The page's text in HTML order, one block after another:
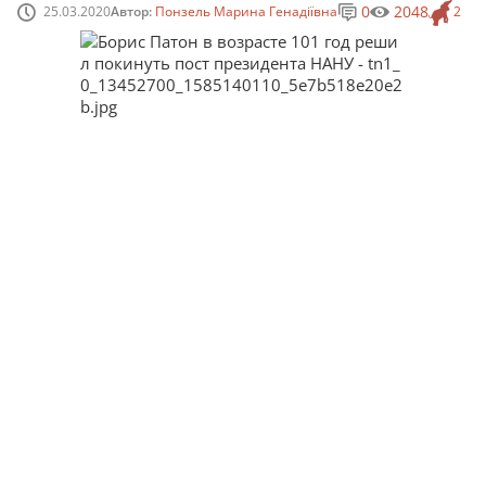
25.03.2020Автор: Понзель Марина Генадіївна 2
0 2048